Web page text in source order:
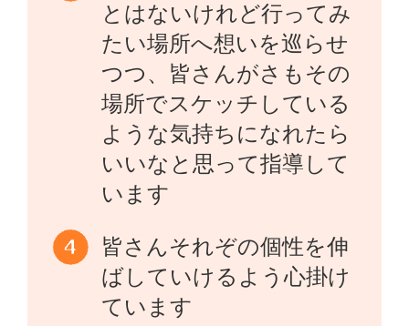
とはないけれど行ってみ
たい場所へ想いを巡らせ
つつ、皆さんがさもその
場所でスケッチしている
ような気持ちになれたら
いいなと思って指導して
います
皆さんそれぞの個性を伸
ばしていけるよう心掛け
ています